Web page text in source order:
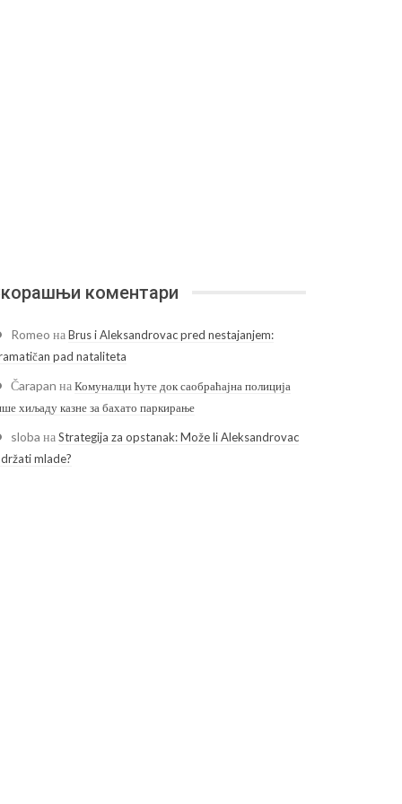
коментари
Romeo наBrus i Aleksandrovac pred nestajanjem:
pad nataliteta
Čarapan наКомуналци ћуте док саобраћајна полиција
хиљаду казне за бахато паркирање
sloba наStrategija za opstanak: Može li Aleksandrovac
mlade?